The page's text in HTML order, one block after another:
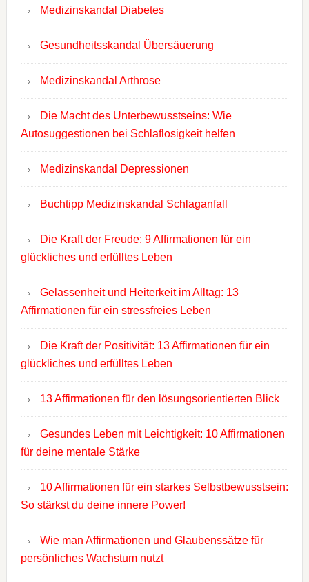
Medizinskandal Diabetes
Gesundheitsskandal Übersäuerung
Medizinskandal Arthrose
Die Macht des Unterbewusstseins: Wie
Autosuggestionen bei Schlaflosigkeit helfen
Medizinskandal Depressionen
Buchtipp Medizinskandal Schlaganfall
Die Kraft der Freude: 9 Affirmationen für ein
glückliches und erfülltes Leben
Gelassenheit und Heiterkeit im Alltag: 13
Affirmationen für ein stressfreies Leben
Die Kraft der Positivität: 13 Affirmationen für ein
glückliches und erfülltes Leben
13 Affirmationen für den lösungsorientierten Blick
Gesundes Leben mit Leichtigkeit: 10 Affirmationen
für deine mentale Stärke
10 Affirmationen für ein starkes Selbstbewusstsein:
So stärkst du deine innere Power!
Wie man Affirmationen und Glaubenssätze für
persönliches Wachstum nutzt